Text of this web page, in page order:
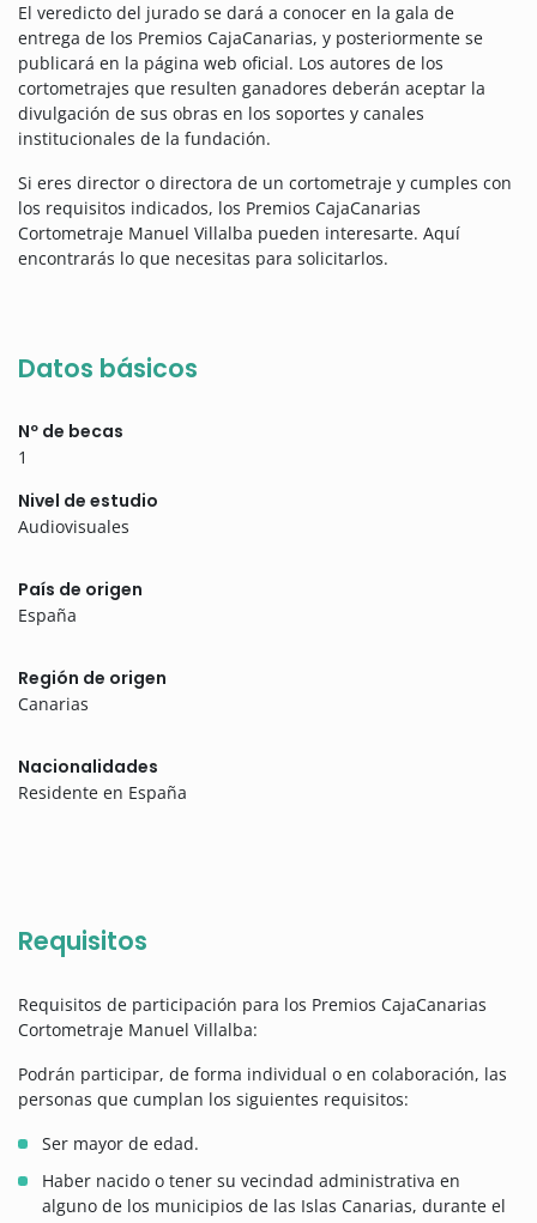
El veredicto del jurado se dará a conocer en la gala de
entrega de los Premios CajaCanarias, y posteriormente se
publicará en la página web oficial. Los autores de los
cortometrajes que resulten ganadores deberán aceptar la
divulgación de sus obras en los soportes y canales
institucionales de la fundación.
Si eres director o directora de un cortometraje y cumples con
los requisitos indicados, los Premios CajaCanarias
Cortometraje Manuel Villalba pueden interesarte. Aquí
encontrarás lo que necesitas para solicitarlos.
Datos básicos
Nº de becas
1
Nivel de estudio
Audiovisuales
País de origen
España
Región de origen
Canarias
Nacionalidades
Residente en España
Requisitos
Requisitos de participación para los Premios CajaCanarias
Cortometraje Manuel Villalba:
Podrán participar, de forma individual o en colaboración, las
personas que cumplan los siguientes requisitos:
Ser mayor de edad.
Haber nacido o tener su vecindad administrativa en
alguno de los municipios de las Islas Canarias, durante el